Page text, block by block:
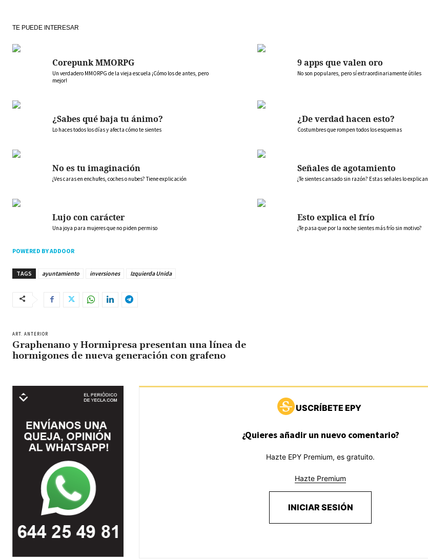
TE PUEDE INTERESAR
Corepunk MMORPG
Un verdadero MMORPG de la vieja escuela ¡Cómo los de antes, pero
mejor!
9 apps que valen oro
No son populares, pero sí extraordinariamente útiles
¿Sabes qué baja tu ánimo?
Lo haces todos los días y afecta cómo te sientes
¿De verdad hacen esto?
Costumbres que rompen todos los esquemas
No es tu imaginación
¿Ves caras en enchufes, coches o nubes? Tiene explicación
Señales de agotamiento
¿Te sientes cansado sin razón? Estas señales lo explican
Lujo con carácter
Una joya para mujeres que no piden permiso
Esto explica el frío
¿Te pasa que por la noche sientes más frío sin motivo?
POWERED BY ADDOOR
TAGS ayuntamiento inversiones Izquierda Unida
ART. ANTERIOR
Graphenano y Hormipresa presentan una línea de
hormigones de nueva generación con grafeno
USCRÍBETE EPY
¿Quieres añadir un nuevo comentario?
Hazte EPY Premium, es gratuito.
Hazte Premium
INICIAR SESIÓN